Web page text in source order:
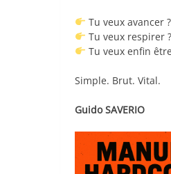
Tu veux avancer
Tu veux respirer
Tu veux enfin
Simple. Brut. Vital.
Guido SAVERIO